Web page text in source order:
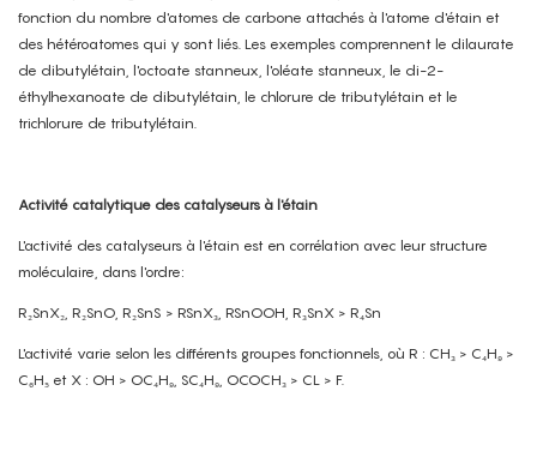
fonction du nombre d'atomes de carbone attachés à l'atome d'étain et
des hétéroatomes qui y sont liés. Les exemples comprennent le dilaurate
de dibutylétain, l'octoate stanneux, l'oléate stanneux, le di-2-
éthylhexanoate de dibutylétain, le chlorure de tributylétain et le
trichlorure de tributylétain.
Activité catalytique des catalyseurs à l'étain
L'activité des catalyseurs à l'étain est en corrélation avec leur structure
moléculaire, dans l'ordre:
R₂SnX₂, R₂SnO, R₂SnS > RSnX₃, RSnOOH, R₃SnX > R₄Sn
L'activité varie selon les différents groupes fonctionnels, où R : CH₃ > C₄H₉ >
C₆H₅ et X : OH > OC₄H₉, SC₄H₉, OCOCH₃ > CL > F.